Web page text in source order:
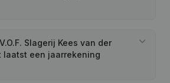
Slagerij Kees van der
laatst een jaarrekening